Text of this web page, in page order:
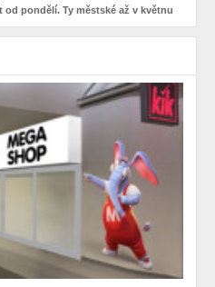
pondělí. Ty městské až v květnu